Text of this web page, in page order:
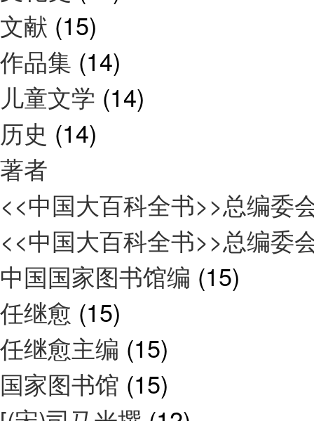
文献 (15)
作品集 (14)
儿童文学 (14)
历史 (14)
著者
<<中国大百科全书>>总编委
<<中国大百科全书>>总编委
中国国家图书馆编 (15)
任继愈 (15)
任继愈主编 (15)
国家图书馆 (15)